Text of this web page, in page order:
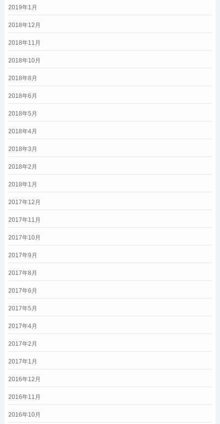
2019年1月
2018年12月
2018年11月
2018年10月
2018年8月
2018年6月
2018年5月
2018年4月
2018年3月
2018年2月
2018年1月
2017年12月
2017年11月
2017年10月
2017年9月
2017年8月
2017年6月
2017年5月
2017年4月
2017年2月
2017年1月
2016年12月
2016年11月
2016年10月